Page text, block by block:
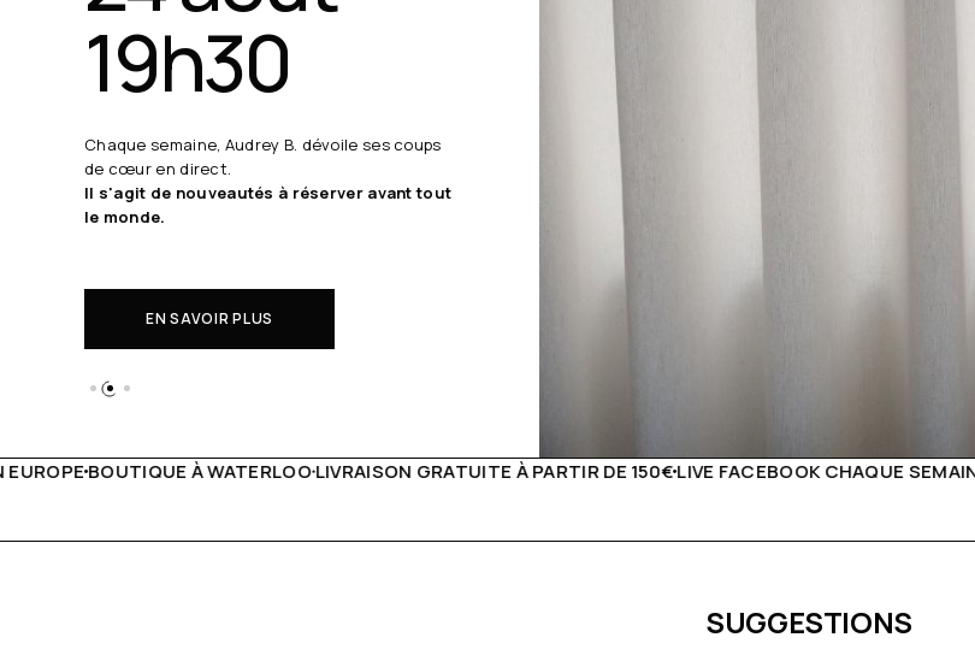
19h30
Chaque semaine, Audrey B. dévoile ses coups
de cœur en direct.
Il s'agit de nouveautés à réserver avant tout
le monde.
EN SAVOIR PLUS
GRATUITE À PARTIR DE 150€LIVE FACEBOOK CHAQUE SEMAINECOLLECTIONS EXCEPTIONNELLES
SUGGESTIONS